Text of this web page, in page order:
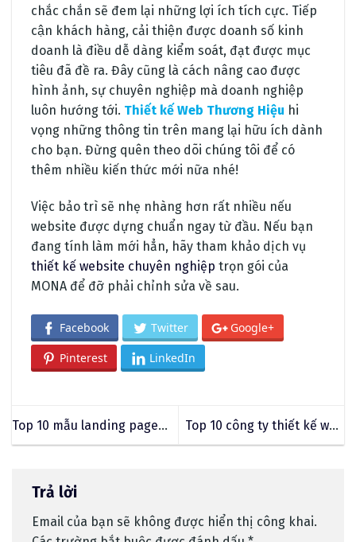
chắc chắn sẽ đem lại những lợi ích tích cực. Tiếp
cận khách hàng, cải thiện được doanh số kinh
doanh là điều dễ dàng kiểm soát, đạt được mục
tiêu đã đề ra. Đây cũng là cách nâng cao được
hình ảnh, sự chuyên nghiệp mà doanh nghiệp
luôn hướng tới. Thiết kế Web Thương Hiệu hi
vọng những thông tin trên mang lại hữu ích dành
cho bạn. Đừng quên theo dõi chúng tôi để có
thêm nhiều kiến thức mới nữa nhé!
Việc bảo trì sẽ nhẹ nhàng hơn rất nhiều nếu
website được dựng chuẩn ngay từ đầu. Nếu bạn
đang tính làm mới hẳn, hãy tham khảo dịch vụ
thiết kế website chuyên nghiệp trọn gói của
MONA để đỡ phải chỉnh sửa về sau.
Facebook Twitter Google+
Pinterest LinkedIn
Top 10 mẫu landing page
đẹp giúp tăng tỉ lệ chuyển
Top 10 công ty thiết kế web
nhà hàng tốt nhất hiện nay
Trả lời
Email của bạn sẽ không được hiển thị công khai.